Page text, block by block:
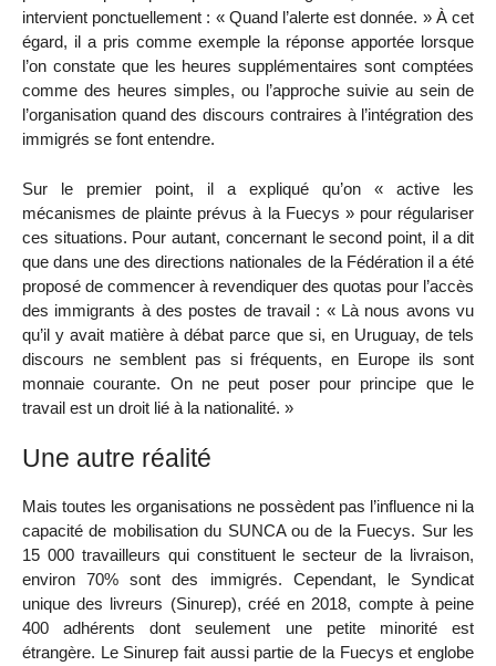
intervient ponctuellement : « Quand l’alerte est donnée. » À cet
égard, il a pris comme exemple la réponse apportée lorsque
l’on constate que les heures supplémentaires sont comptées
comme des heures simples, ou l’approche suivie au sein de
l’organisation quand des discours contraires à l’intégration des
immigrés se font entendre.
Sur le premier point, il a expliqué qu’on « active les
mécanismes de plainte prévus à la Fuecys » pour régulariser
ces situations. Pour autant, concernant le second point, il a dit
que dans une des directions nationales de la Fédération il a été
proposé de commencer à revendiquer des quotas pour l’accès
des immigrants à des postes de travail : « Là nous avons vu
qu’il y avait matière à débat parce que si, en Uruguay, de tels
discours ne semblent pas si fréquents, en Europe ils sont
monnaie courante. On ne peut poser pour principe que le
travail est un droit lié à la nationalité. »
Une autre réalité
Mais toutes les organisations ne possèdent pas l’influence ni la
capacité de mobilisation du SUNCA ou de la Fuecys. Sur les
15 000 travailleurs qui constituent le secteur de la livraison,
environ 70% sont des immigrés. Cependant, le Syndicat
unique des livreurs (Sinurep), créé en 2018, compte à peine
400 adhérents dont seulement une petite minorité est
étrangère. Le Sinurep fait aussi partie de la Fuecys et englobe